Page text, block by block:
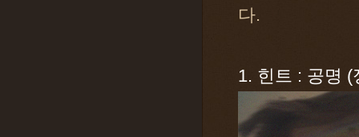
다.
1. 힌트 : 공명 (